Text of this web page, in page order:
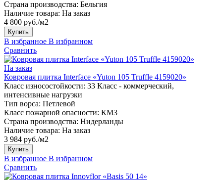
Страна производства: Бельгия
Наличие товара: На заказ
4 800 руб./м2
Купить
В избранное В избранном
Сравнить
На заказ
Ковровая плитка Interface «Yuton 105 Truffle 4159020»
Класс износостойкости: 33 Класс - коммерческий,
интенсивные нагрузки
Тип ворса: Петлевой
Класс пожарной опасности: КМ3
Страна производства: Нидерланды
Наличие товара: На заказ
3 984 руб./м2
Купить
В избранное В избранном
Сравнить